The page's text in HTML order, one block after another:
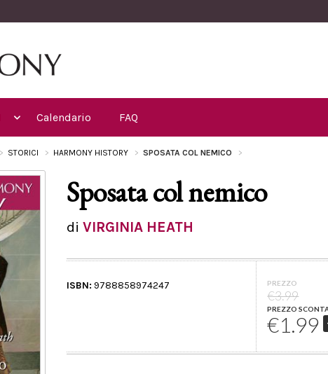
Calendario FAQ
STORICI HARMONY HISTORY SPOSATA COL NEMICO
Sposata col nemico
diVIRGINIA HEATH
ISBN: 9788858974247 PREZZO
€3.99
PREZZO
€1.99